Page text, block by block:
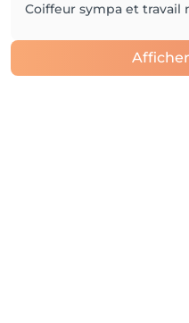
Coiffeur sympa et travail